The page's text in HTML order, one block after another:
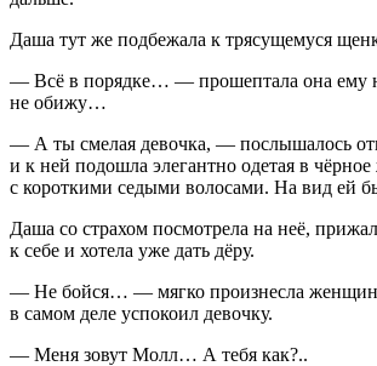
Даша тут же подбежала к трясущемуся
— Всё в порядке… — прошептала она ему
не обижу…
— А ты смелая девочка, — послышалось
и к ней подошла элегантно одетая в
с короткими седыми волосами. На вид ей
Даша со страхом посмотрела на неё,
к себе и хотела уже дать дёру.
— Не бойся… — мягко произнесла
в самом деле успокоил девочку.
— Меня зовут Молл… А тебя как?..